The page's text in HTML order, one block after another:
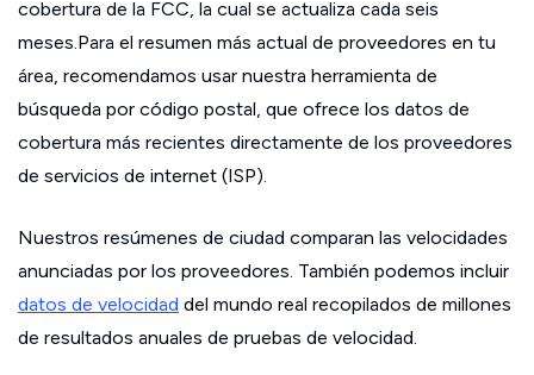
cobertura de la FCC, la cual se actualiza cada seis
meses.Para el resumen más actual de proveedores en tu
área, recomendamos usar nuestra herramienta de
búsqueda por código postal, que ofrece los datos de
cobertura más recientes directamente de los proveedores
de servicios de internet (ISP).
Nuestros resúmenes de ciudad comparan las velocidades
anunciadas por los proveedores. También podemos incluir
datos de velocidad del mundo real recopilados de millones
de resultados anuales de pruebas de velocidad.